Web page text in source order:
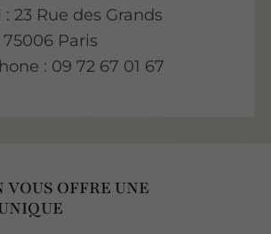
23 Rue des Grands
Paris
: 09 72 67 01 67
VOUS OFFRE UNE